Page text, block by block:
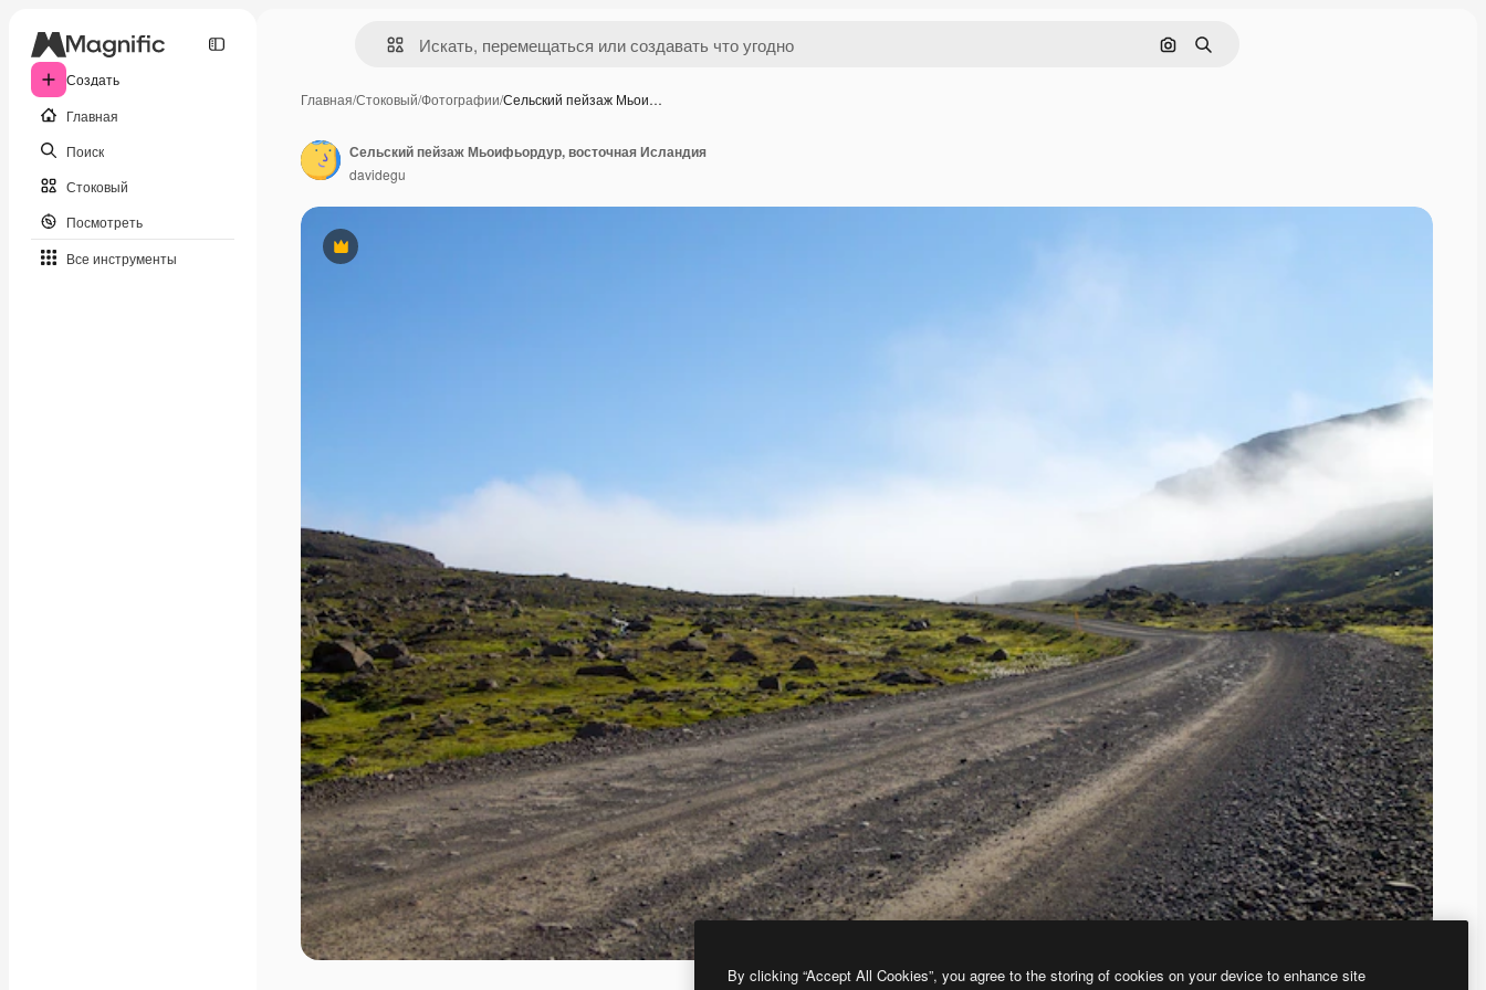
Создать
Главная
Поиск
Стоковый
Посмотреть
Все инструменты
Поиск по изображению
Поиск
Главная/Стоковый/Фотографии/Сельский пейзаж Мьои…
Премиум
Сельский пейзаж Мьоифьордур, восточная Исландия
davidegu
By clicking “Accept All Cookies”, you agree to the storing of cookies on your device to enhance site